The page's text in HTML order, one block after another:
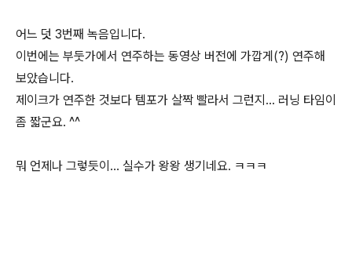
어느 덧 3번째 녹음입니다.
이번에는 부둣가에서 연주하는 동영상 버전에 가깝게(?) 연주해
보았습니다.
제이크가 연주한 것보다 템포가 살짝 빨라서 그런지... 러닝 타임이
좀 짧군요. ^^
뭐 언제나 그렇듯이... 실수가 왕왕 생기네요. ㅋㅋㅋ